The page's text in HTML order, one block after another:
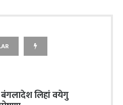
लिहां वयेगु